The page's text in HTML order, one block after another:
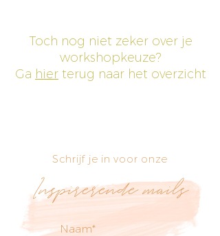
Toch nog niet zeker over je
workshopkeuze?
Ga hier terug naar het overzicht
Schrijf je in voor onze
Inspirerende mails